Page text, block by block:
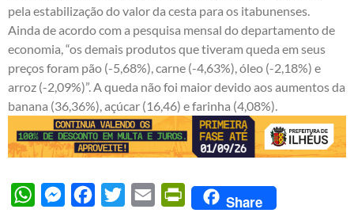
pela estabilização do valor da cesta para os itabunenses.
Ainda de acordo com a pesquisa mensal do departamento de
economia, “os demais produtos que tiveram queda em seus
preços foram pão (-5,68%), carne (-4,63%), óleo (-2,18%) e
arroz (-2,09%)”. A queda não foi maior devido aos aumentos da
banana (36,36%), açúcar (16,46) e farinha (4,08%).
WhatsAppMessengerFacebook
Twitter Email PrintFriendly
Share